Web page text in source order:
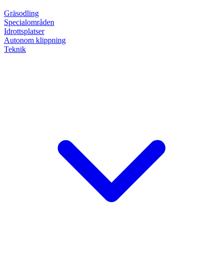
Gräsodling
Specialområden
Idrottsplatser
Autonom klippning
Teknik